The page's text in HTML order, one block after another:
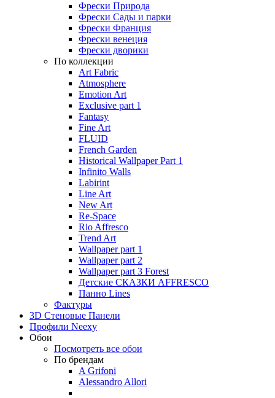
Фрески Природа
Фрески Сады и парки
Фрески Франция
Фрески венеция
Фрески дворики
По коллекции
Art Fabric
Atmosphere
Emotion Art
Exclusive part 1
Fantasy
Fine Art
FLUID
French Garden
Historical Wallpaper Part 1
Infinito Walls
Labirint
Line Art
New Art
Re-Space
Rio Affresco
Trend Art
Wallpaper part 1
Wallpaper part 2
Wallpaper part 3 Forest
Детские СКАЗКИ AFFRESCO
Панно Lines
Фактуры
3D Стеновые Панели
Профили Neexy
Обои
Посмотреть все обои
По брендам
A Grifoni
Alessandro Allori